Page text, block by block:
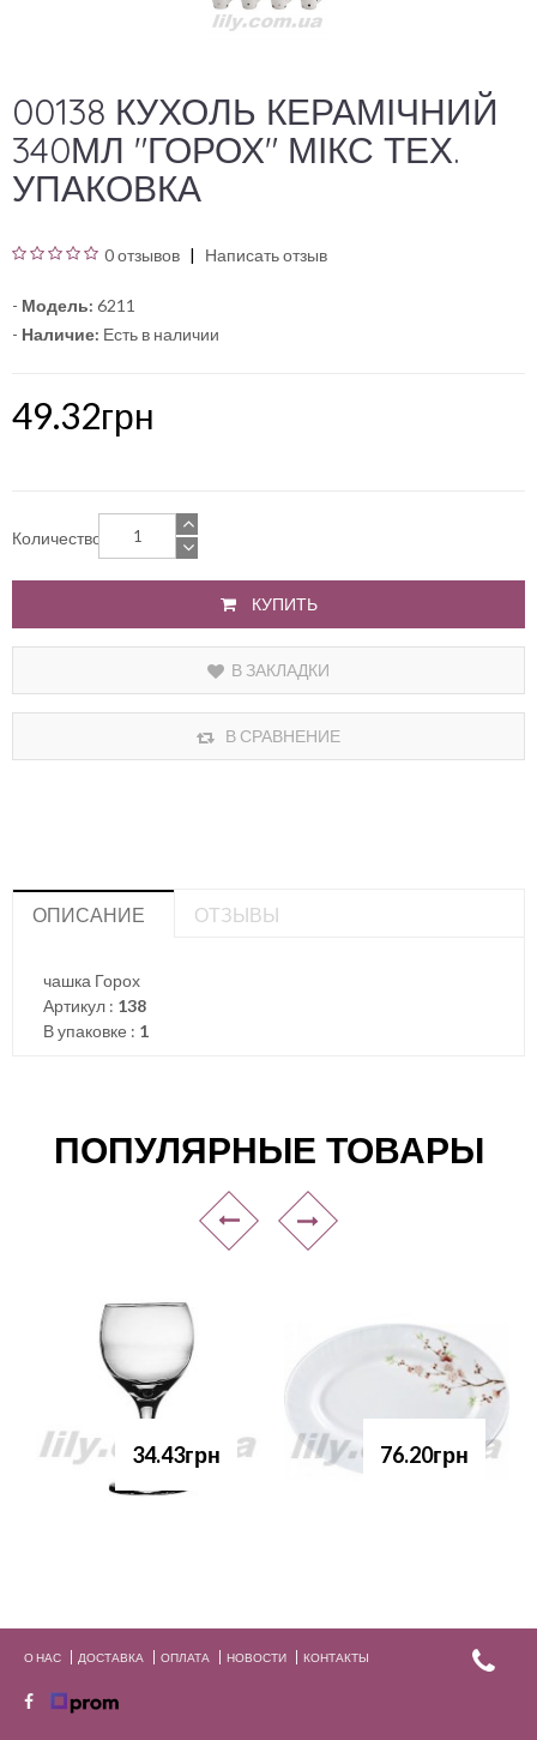
00138 КУХОЛЬ КЕРАМІЧНИЙ
340МЛ "ГОРОХ" МІКС ТЕХ.
УПАКОВКА
0 отзывов Написать отзыв
- Модель: 6211
- Наличие: Есть в наличии
49.32грн
Количество
КУПИТЬ
В ЗАКЛАДКИ
В СРАВНЕНИЕ
ОПИСАНИЕ ОТЗЫВЫ
чашка Горох
Артикул : 138
В упаковке : 1
ПОПУЛЯРНЫЕ ТОВАРЫ
34.43грн 76.20грн
О НАС ДОСТАВКА ОПЛАТА НОВОСТИ КОНТАКТЫ